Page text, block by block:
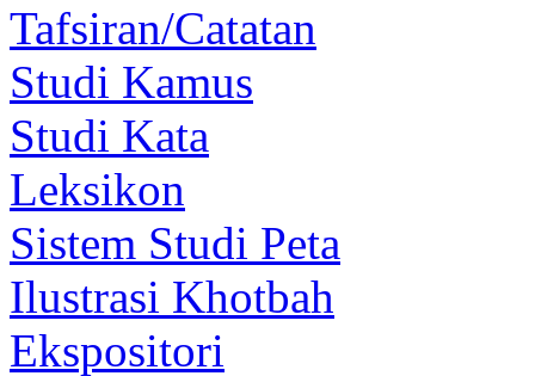
Tafsiran/Catatan
Studi Kamus
Studi Kata
Leksikon
Sistem Studi Peta
Ilustrasi Khotbah
Ekspositori